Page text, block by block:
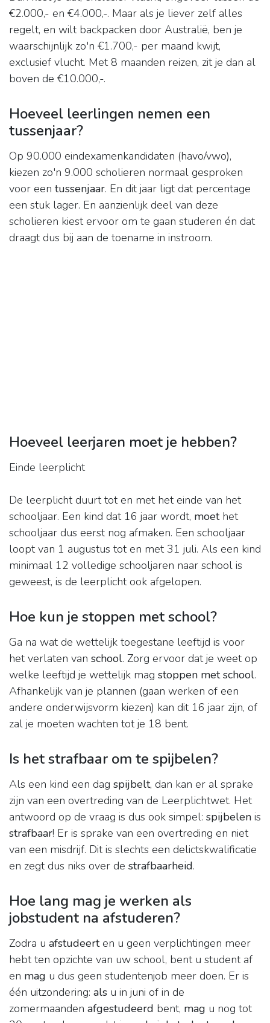
€2.000,- en €4.000,-. Maar als je liever zelf alles
regelt, en wilt backpacken door Australië, ben je
waarschijnlijk zo'n €1.700,- per maand kwijt,
exclusief vlucht. Met 8 maanden reizen, zit je dan al
boven de €10.000,-.
Hoeveel leerlingen nemen een
tussenjaar?
Op 90.000 eindexamenkandidaten (havo/vwo),
kiezen zo'n 9.000 scholieren normaal gesproken
voor een tussenjaar. En dit jaar ligt dat percentage
een stuk lager. En aanzienlijk deel van deze
scholieren kiest ervoor om te gaan studeren én dat
draagt dus bij aan de toename in instroom.
Hoeveel leerjaren moet je hebben?
Einde leerplicht
De leerplicht duurt tot en met het einde van het
schooljaar. Een kind dat 16 jaar wordt, moethet
schooljaar dus eerst nog afmaken. Een schooljaar
loopt van 1 augustus tot en met 31 juli. Als een kind
minimaal 12 volledige schooljaren naar school is
geweest, is de leerplicht ook afgelopen.
Hoe kun je stoppen met school?
Ga na wat de wettelijk toegestane leeftijd is voor
het verlaten van school. Zorg ervoor dat je weet op
welke leeftijd je wettelijk mag stoppen met school.
Afhankelijk van je plannen (gaan werken of een
andere onderwijsvorm kiezen) kan dit 16 jaar zijn, of
zal je moeten wachten tot je 18 bent.
Is het strafbaar om te spijbelen?
Als een kind een dag spijbelt, dan kan er al sprake
zijn van een overtreding van de Leerplichtwet. Het
antwoord op de vraag is dus ook simpel: spijbelen is
strafbaar! Er is sprake van een overtreding en niet
van een misdrijf. Dit is slechts een delictskwalificatie
en zegt dus niks over de strafbaarheid.
Hoe lang mag je werken als
jobstudent na afstuderen?
Zodra u afstudeerten u geen verplichtingen meer
hebt ten opzichte van uw school, bent u student af
en mag u dus geen studentenjob meer doen. Er is
één uitzondering: als u in juni of in de
zomermaanden afgestudeerd bent, mag u nog tot